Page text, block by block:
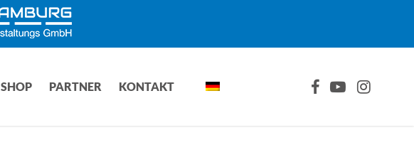
SHOP PARTNER KONTAKT FACEBOOK
YOUTUBE